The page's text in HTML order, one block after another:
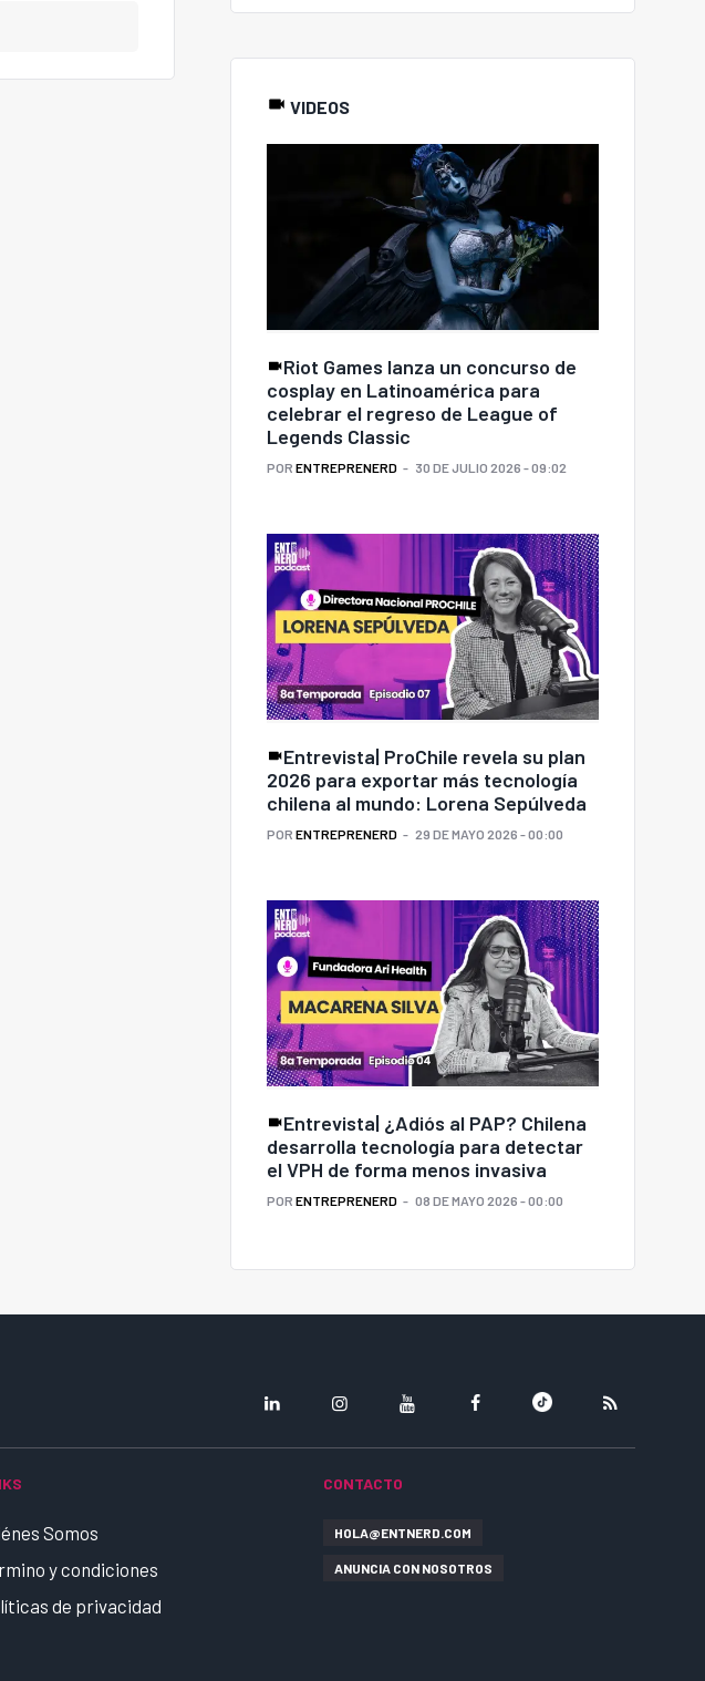
VIDEOS
Riot Games lanza un concurso de
cosplay en Latinoamérica para
celebrar el regreso de League of
Legends Classic
POR ENTREPRENERD 30 DE JULIO 2026 - 09:02
Entrevista| ProChile revela su plan
2026 para exportar más tecnología
chilena al mundo: Lorena Sepúlveda
POR ENTREPRENERD 29 DE MAYO 2026 - 00:00
Entrevista| ¿Adiós al PAP? Chilena
desarrolla tecnología para detectar
el VPH de forma menos invasiva
POR ENTREPRENERD 08 DE MAYO 2026 - 00:00
Somos
y condiciones
de privacidad
CONTACTO
HOLA@ENTNERD.COM
ANUNCIA CON NOSOTROS